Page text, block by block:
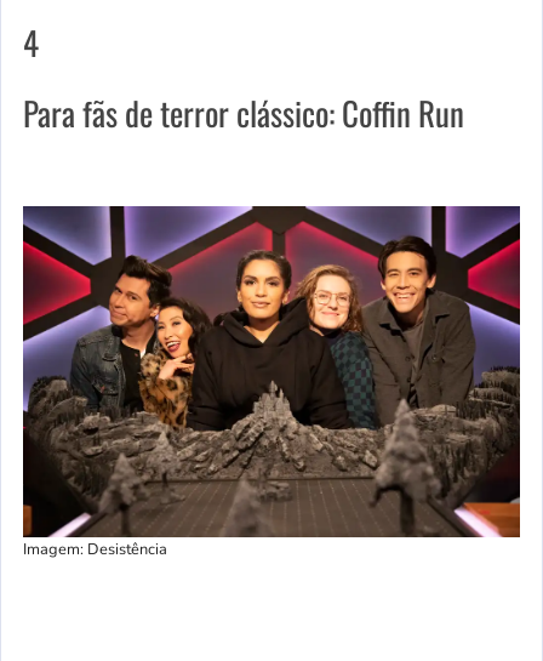
4
Para fãs de terror clássico: Coffin Run
Imagem: Desistência